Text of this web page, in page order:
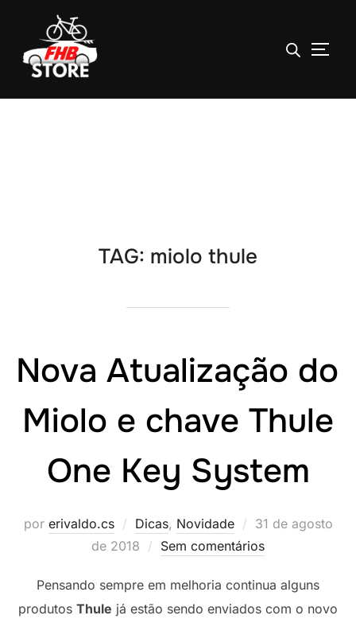
TAG: miolo thule
Nova Atualização do
Miolo e chave Thule
One Key System
por erivaldo.cs Dicas, Novidade
Postado
em
31 de agosto
de 2018
Sem comentários
Pensando sempre em melhoria continua alguns
produtos Thule já estão sendo enviados com o novo